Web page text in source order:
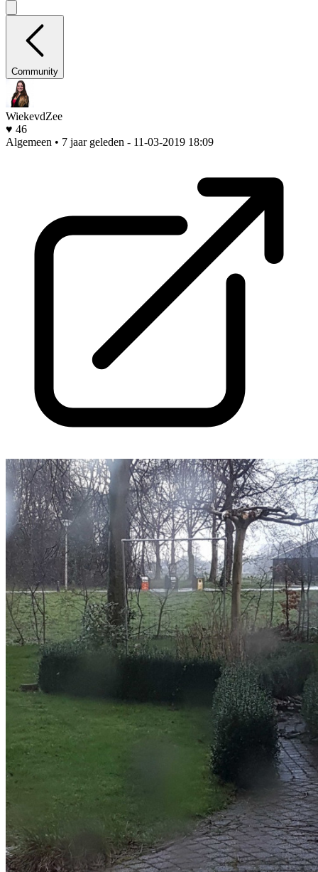
Community
WiekevdZee
♥ 46
Algemeen • 7 jaar geleden - 11-03-2019 18:09